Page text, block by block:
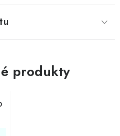
produkty